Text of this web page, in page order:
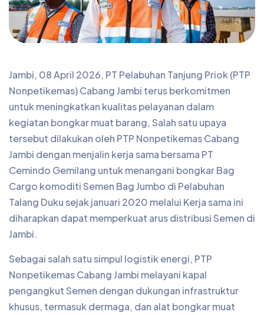
Jambi, 08 April 2026, PT Pelabuhan Tanjung Priok (PTP
Nonpetikemas) Cabang Jambi terus berkomitmen
untuk meningkatkan kualitas pelayanan dalam
kegiatan bongkar muat barang, Salah satu upaya
tersebut dilakukan oleh PTP Nonpetikemas Cabang
Jambi dengan menjalin kerja sama bersama PT
Cemindo Gemilang untuk menangani bongkar Bag
Cargo komoditi Semen Bag Jumbo di Pelabuhan
Talang Duku sejak januari 2020 melalui Kerja sama ini
diharapkan dapat memperkuat arus distribusi Semen di
Jambi.
Sebagai salah satu simpul logistik energi, PTP
Nonpetikemas Cabang Jambi melayani kapal
pengangkut Semen dengan dukungan infrastruktur
khusus, termasuk dermaga, dan alat bongkar muat